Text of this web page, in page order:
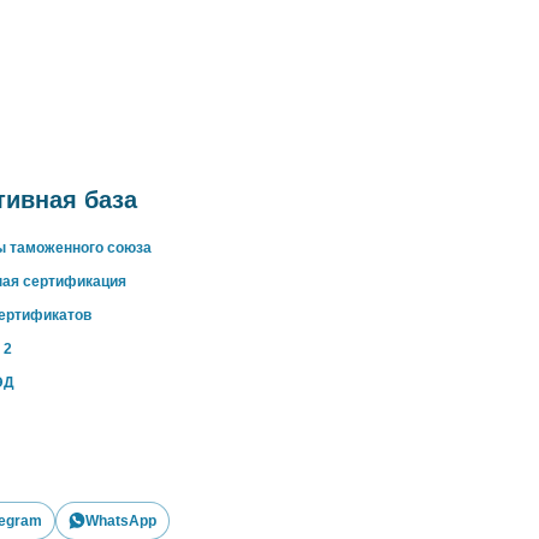
база
таможенного союза
сертификация
2
WhatsApp